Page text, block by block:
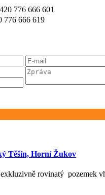
776 666 601
776 666 619
Těšín, Horní Žukov
rovinatý pozemek